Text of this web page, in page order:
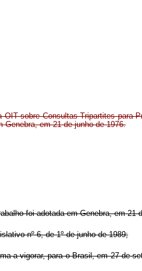
OIT sobre Consultas Tripartites para
Genebra, em 21 de junho de 1976.
foi adotada em Genebra, em 21
nº 6, de 1º de junho de 1989;
a vigorar, para o Brasil, em 27 de